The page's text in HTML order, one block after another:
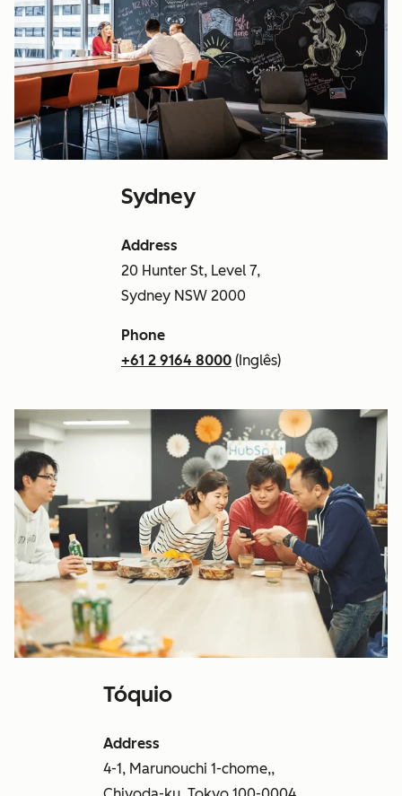
Sydney
Address
20 Hunter St, Level 7,
Sydney NSW 2000
Phone
+61 2 9164 8000 (Inglês)
Tóquio
Address
4-1, Marunouchi 1-chome,,